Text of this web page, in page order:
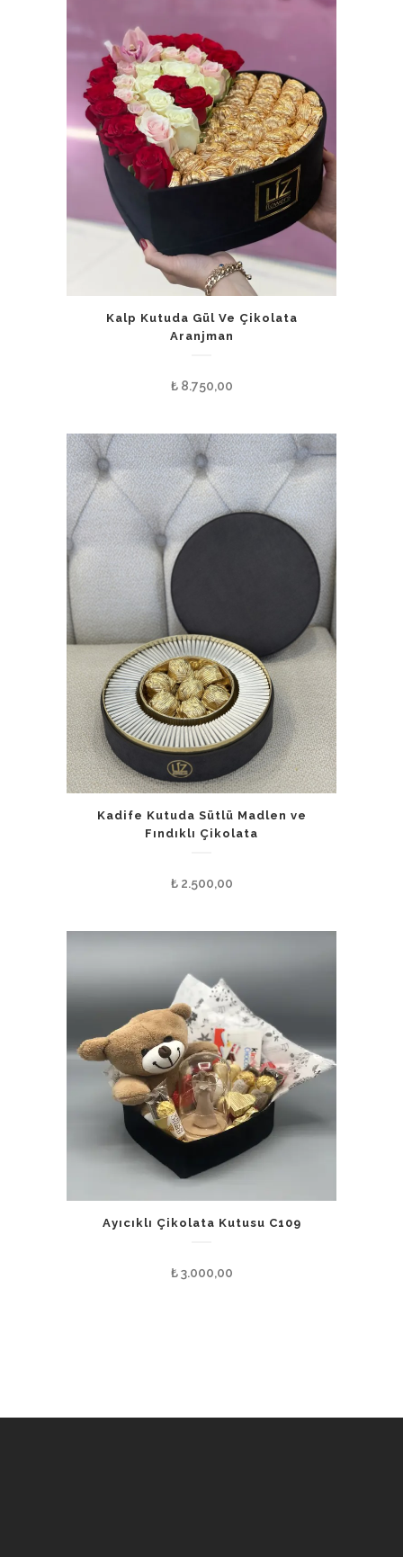
Kalp Kutuda Gül Ve Çikolata
Aranjman
₺8.750,00
Kadife Kutuda Sütlü Madlen ve
Fındıklı Çikolata
₺2.500,00
Ayıcıklı Çikolata Kutusu C109
₺3.000,00